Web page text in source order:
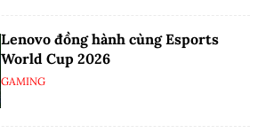
Lenovo đồng hành cùng Esports
World Cup 2026
GAMING